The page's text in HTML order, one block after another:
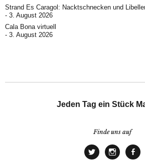
Strand Es Caragol: Nacktschnecken und
3. August 2026
Cala Bona virtuell
3. August 2026
Jeden Tag ein Stück
Finde uns auf